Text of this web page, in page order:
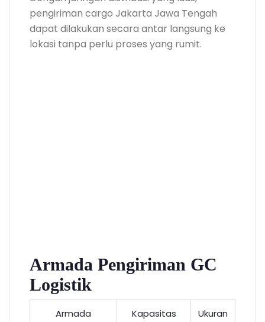
pengiriman cargo Jakarta Jawa Tengah
dapat dilakukan secara antar langsung ke
lokasi tanpa perlu proses yang rumit.
Armada Pengiriman GC
Logistik
Armada Kapasitas Ukuran